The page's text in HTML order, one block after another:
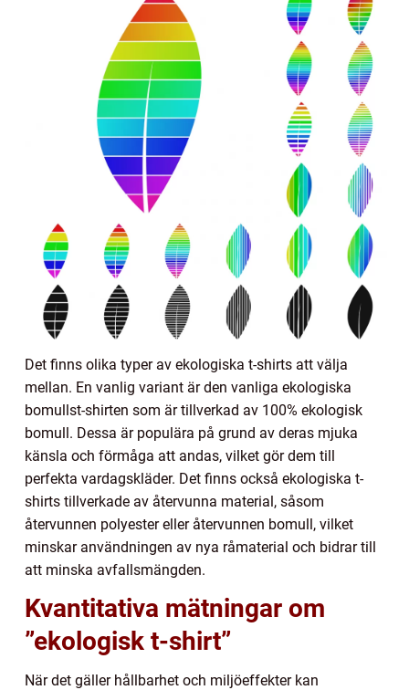
Det finns olika typer av ekologiska t-shirts att välja
mellan. En vanlig variant är den vanliga ekologiska
bomullst-shirten som är tillverkad av 100% ekologisk
bomull. Dessa är populära på grund av deras mjuka
känsla och förmåga att andas, vilket gör dem till
perfekta vardagskläder. Det finns också ekologiska t-
shirts tillverkade av återvunna material, såsom
återvunnen polyester eller återvunnen bomull, vilket
minskar användningen av nya råmaterial och bidrar till
att minska avfallsmängden.
Kvantitativa mätningar om
”ekologisk t-shirt”
När det gäller hållbarhet och miljöeffekter kan